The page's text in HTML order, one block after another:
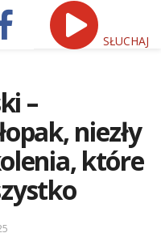
SŁUCHAJ
–
niezły
które